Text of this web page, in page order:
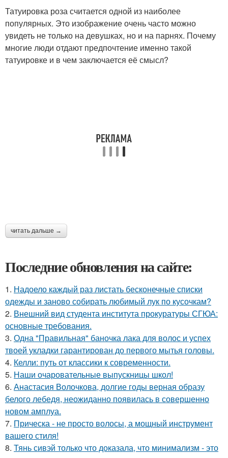
Татуировка роза считается одной из наиболее
популярных. Это изображение очень часто можно
увидеть не только на девушках, но и на парнях. Почему
многие люди отдают предпочтение именно такой
татуировке и в чем заключается её смысл?
читать дальше →
Последние обновления на сайте:
1. Надоело каждый раз листать бесконечные списки
одежды и заново собирать любимый лук по кусочкам?
2. Внешний вид студента института прокуратуры СГЮА:
основные требования.
3. Одна "Правильная" баночка лака для волос и успех
твоей укладки гарантирован до первого мытья головы.
4. Келли: путь от классики к современности.
5. Наши очаровательные выпускницы школ!
6. Анастасия Волочкова, долгие годы верная образу
белого лебедя, неожиданно появилась в совершенно
новом амплуа.
7. Прическа - не просто волосы, а мощный инструмент
вашего стиля!
8. Тянь сивэй только что доказала, что минимализм - это